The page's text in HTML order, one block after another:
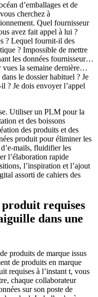
d’emballages et de
cherchez à
Quel fournisseur
avez fait appel à lui ?
? Lequel fournit-il des
? Impossible de mettre
les données fournisseur…
vues la semaine dernière…
le dossier habituel ? Je
? Je dois envoyer l’appel
Utiliser un PLM pour la
et des boissons
des produits et des
produit pour éliminer les
mails, fluidifier les
l’élaboration rapide
l’inspiration et l’ajout
assorti de cahiers des
produit requises
dans une
produits de marque issus
de produits en marque
requises à l’instant t, vous
chaque collaborateur
sur son poste de